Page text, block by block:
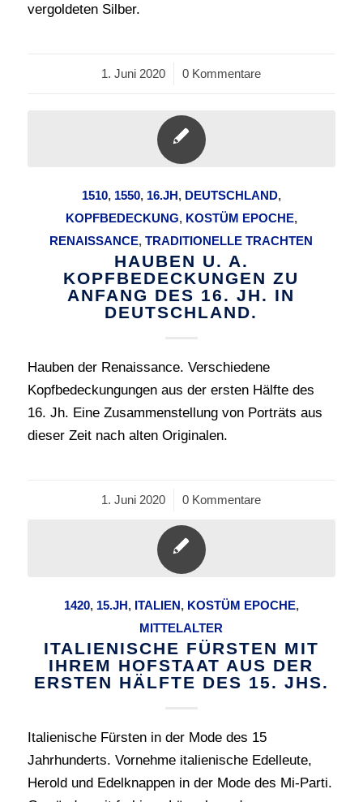
vergoldeten Silber.
1. Juni 2020
/ 0 Kommentare
1510, 1550, 16.JH, DEUTSCHLAND,
KOPFBEDECKUNG, KOSTÜM EPOCHE,
RENAISSANCE,TRADITIONELLE TRACHTEN
HAUBEN U. A.
KOPFBEDECKUNGEN ZU
ANFANG DES 16. JH. IN
DEUTSCHLAND.
Hauben der Renaissance. Verschiedene
Kopfbedeckungungen aus der ersten Hälfte des
16. Jh. Eine Zusammenstellung von Porträts aus
dieser Zeit nach alten Originalen.
1. Juni 2020
/ 0 Kommentare
1420, 15.JH, ITALIEN, KOSTÜM EPOCHE,
MITTELALTER
ITALIENISCHE FÜRSTEN MIT
IHREM HOFSTAAT AUS DER
ERSTEN HÄLFTE DES 15. JHS.
Italienische Fürsten in der Mode des 15
Jahrhunderts. Vornehme italienische Edelleute,
Herold und Edelknappen in der Mode des Mi-Parti.